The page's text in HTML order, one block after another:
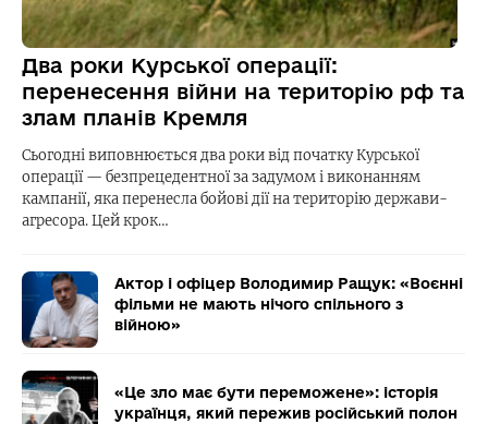
Два роки Курської операції:
перенесення війни на територію рф та
злам планів Кремля
Сьогодні виповнюється два роки від початку Курської
операції — безпрецедентної за задумом і виконанням
кампанії, яка перенесла бойові дії на територію держави-
агресора. Цей крок…
Актор і офіцер Володимир Ращук: «Воєнні
фільми не мають нічого спільного з
війною»
«Це зло має бути переможене»: історія
українця, який пережив російський полон